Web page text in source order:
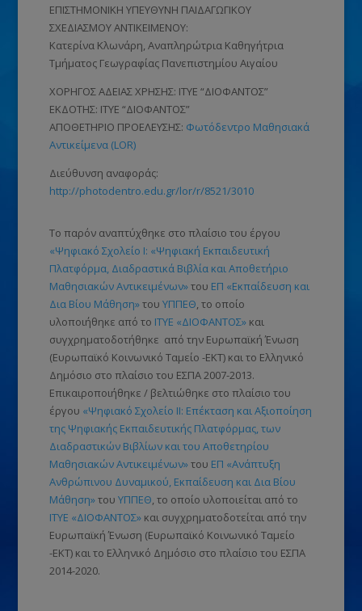
ΕΠΙΣΤΗΜΟΝΙΚΗ ΥΠΕΥΘΥΝΗ ΠΑΙΔΑΓΩΓΙΚΟΥ
ΣΧΕΔΙΑΣΜΟΥ ΑΝΤΙΚΕΙΜΕΝΟΥ:
Κατερίνα Κλωνάρη, Αναπληρώτρια Καθηγήτρια
Τμήματος Γεωγραφίας Πανεπιστημίου Αιγαίου
ΧΟΡΗΓΟΣ ΑΔΕΙΑΣ ΧΡΗΣΗΣ: ΙΤΥΕ “ΔΙΟΦΑΝΤΟΣ”
ΕΚΔΟΤΗΣ: ΙΤΥΕ “ΔΙΟΦΑΝΤΟΣ”
ΑΠΟΘΕΤΗΡΙΟ ΠΡΟΕΛΕΥΣΗΣ: Φωτόδεντρο Μαθησιακά
Αντικείμενα (LOR)
Διεύθυνση αναφοράς:
http://photodentro.edu.gr/lor/r/8521/3010
Το παρόν αναπτύχθηκε στο πλαίσιο του έργου
«Ψηφιακό Σχολείο Ι: «Ψηφιακή Εκπαιδευτική
Πλατφόρμα, Διαδραστικά Βιβλία και Αποθετήριο
Μαθησιακών Αντικειμένων»του ΕΠ «Εκπαίδευση και
Δια Βίου Μάθηση»του ΥΠΠΕΘ, το οποίο
υλοποιήθηκε από το ΙΤΥΕ «ΔΙΟΦΑΝΤΟΣ»και
συγχρηματοδοτήθηκε από την Ευρωπαϊκή Ένωση
(Ευρωπαϊκό Κοινωνικό Ταμείο -ΕΚΤ)και το Ελληνικό
Δημόσιο στο πλαίσιο του ΕΣΠΑ 2007-2013.
Επικαιροποιήθηκε / βελτιώθηκε στο πλαίσιο του
έργου «Ψηφιακό Σχολείο ΙΙ: Επέκταση και Αξιοποίηση
της Ψηφιακής Εκπαιδευτικής Πλατφόρμας, των
Διαδραστικών Βιβλίων και του Αποθετηρίου
Μαθησιακών Αντικειμένων»του ΕΠ «Ανάπτυξη
Ανθρώπινου Δυναμικού, Εκπαίδευση και Δια Βίου
Μάθηση»του ΥΠΠΕΘ, το οποίο υλοποιείται από το
ΙΤΥΕ «ΔΙΟΦΑΝΤΟΣ»και συγχρηματοδοτείται από την
Ευρωπαϊκή Ένωση (Ευρωπαϊκό Κοινωνικό Ταμείο
-ΕΚΤ)και το Ελληνικό Δημόσιο στο πλαίσιο του ΕΣΠΑ
2014-2020.